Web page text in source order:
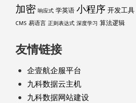
加密 响应式 学英语 小程序 开发工具
CMS 易语言 正则表达式 深度学习 算法逻辑
友情链接
企壹航企服平台
九科数据云主机
九科数据网站建设